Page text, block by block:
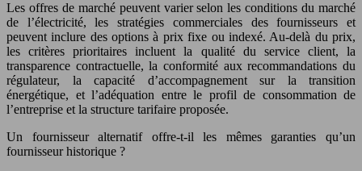
Les offres de marché peuvent varier selon les conditions du marché
de l’électricité, les stratégies commerciales des fournisseurs et
peuvent inclure des options à prix fixe ou indexé. Au-delà du prix,
les critères prioritaires incluent la qualité du service client, la
transparence contractuelle, la conformité aux recommandations du
régulateur, la capacité d’accompagnement sur la transition
énergétique, et l’adéquation entre le profil de consommation de
l’entreprise et la structure tarifaire proposée.
Un fournisseur alternatif offre-t-il les mêmes garanties qu’un
fournisseur historique ?